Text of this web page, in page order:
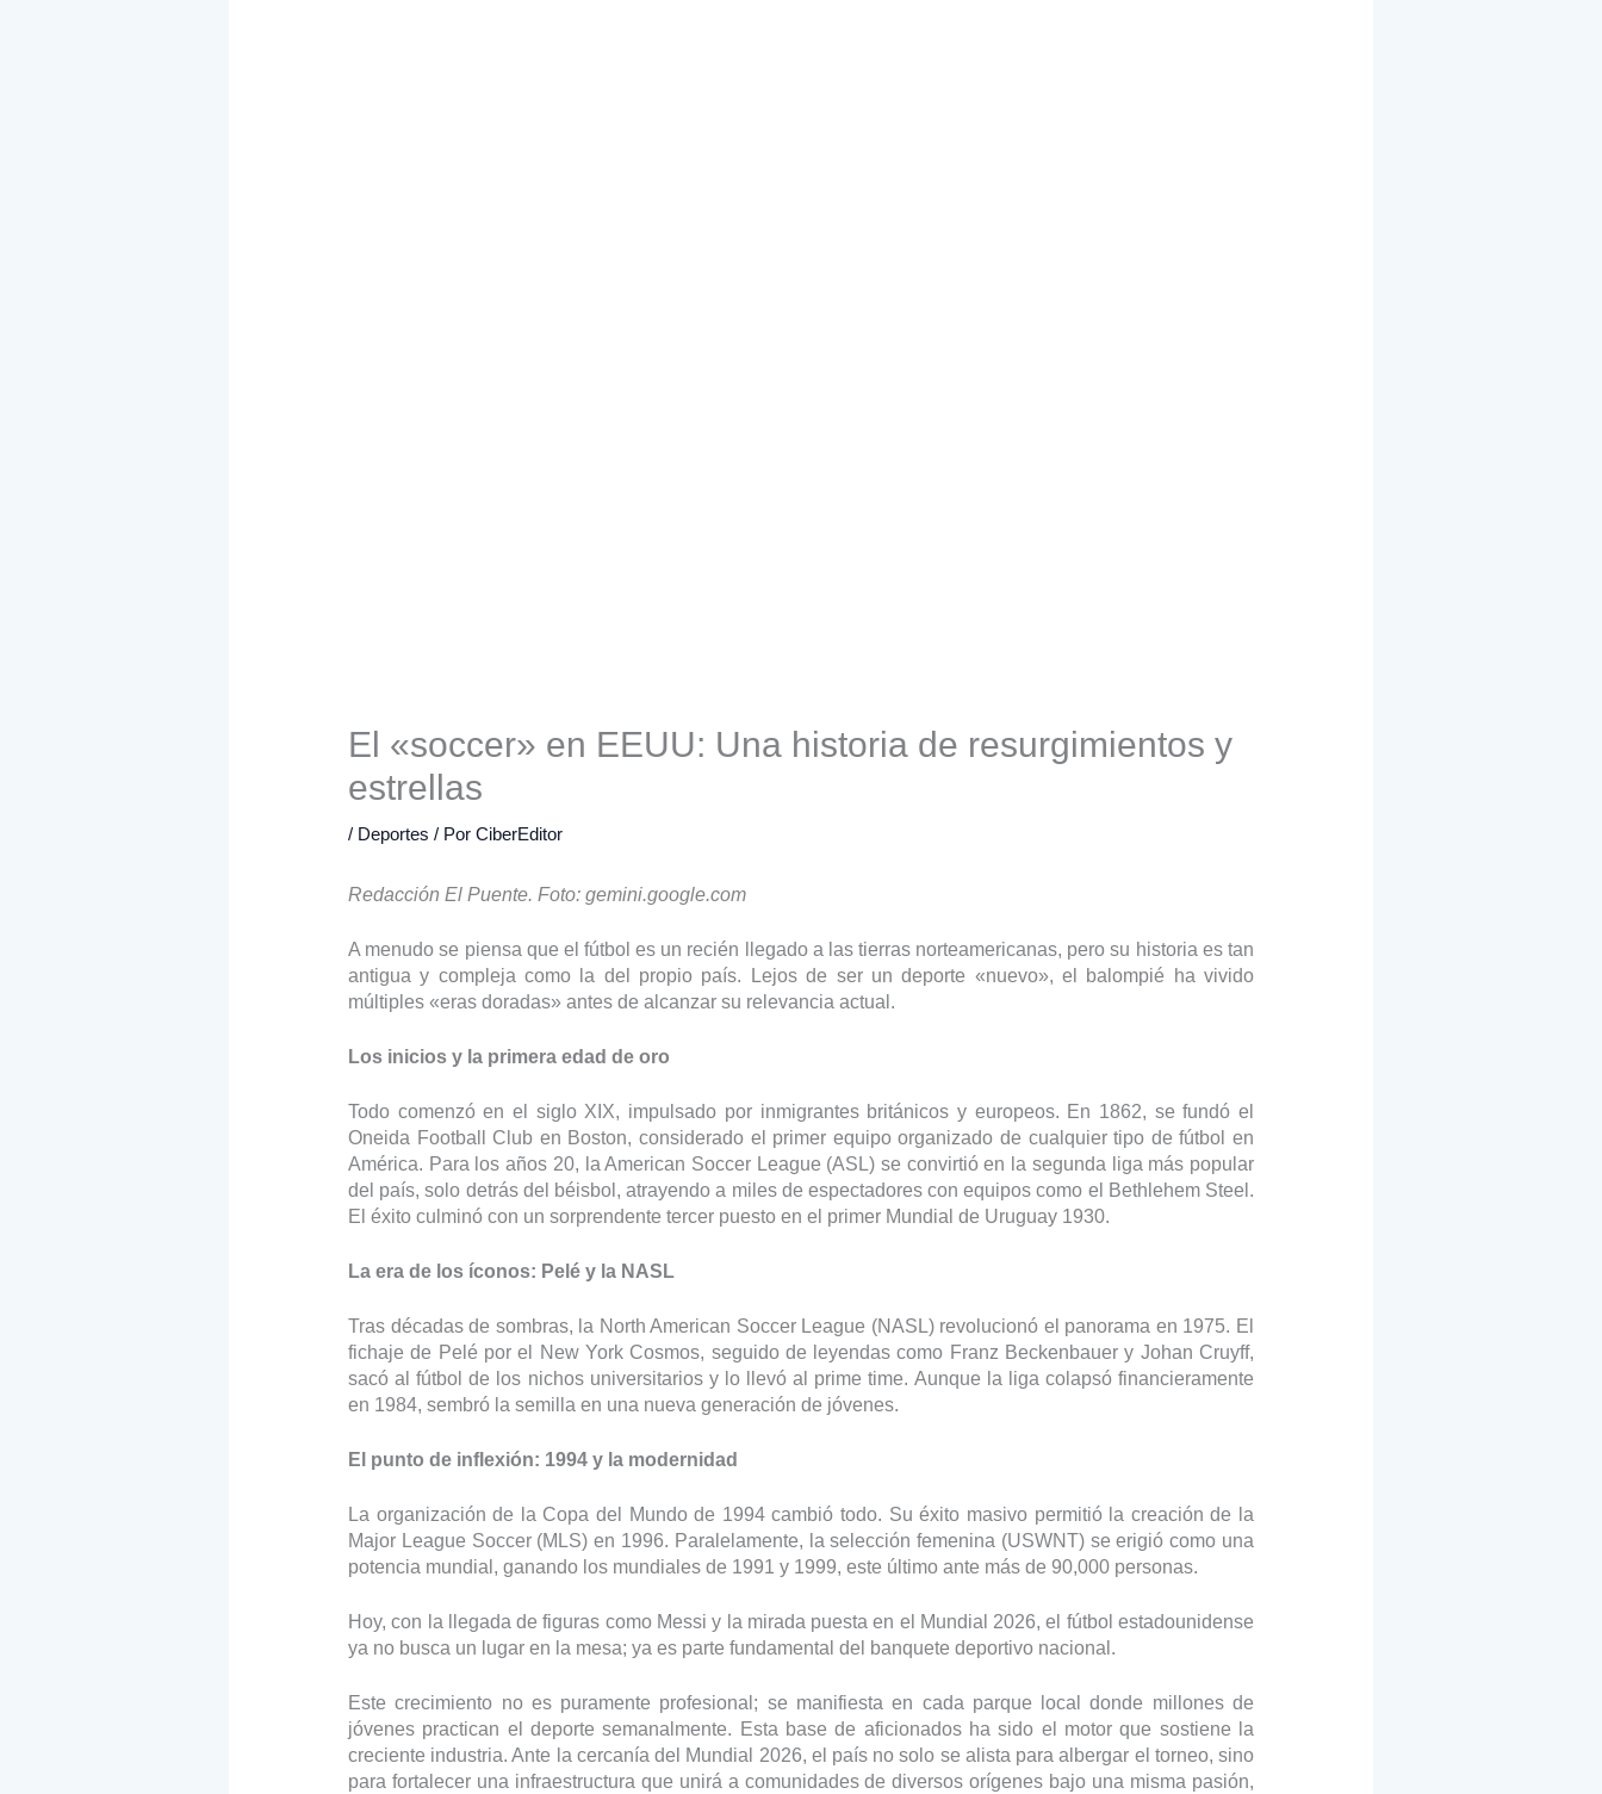
El «soccer» en EEUU: Una historia de resurgimientos y
estrellas
/ Deportes / PorCiberEditor
Redacción El Puente. Foto: gemini.google.com
A menudo se piensa que el fútbol es un recién llegado a las tierras norteamericanas, pero su historia es tan
antigua y compleja como la del propio país. Lejos de ser un deporte «nuevo», el balompié ha vivido
múltiples «eras doradas» antes de alcanzar su relevancia actual.
Los inicios y la primera edad de oro
Todo comenzó en el siglo XIX, impulsado por inmigrantes británicos y europeos. En 1862, se fundó el
Oneida Football Club en Boston, considerado el primer equipo organizado de cualquier tipo de fútbol en
América. Para los años 20, la American Soccer League (ASL) se convirtió en la segunda liga más popular
del país, solo detrás del béisbol, atrayendo a miles de espectadores con equipos como el Bethlehem Steel.
El éxito culminó con un sorprendente tercer puesto en el primer Mundial de Uruguay 1930.
La era de los íconos: Pelé y la NASL
Tras décadas de sombras, la North American Soccer League (NASL) revolucionó el panorama en 1975. El
fichaje de Pelé por el New York Cosmos, seguido de leyendas como Franz Beckenbauer y Johan Cruyff,
sacó al fútbol de los nichos universitarios y lo llevó al prime time. Aunque la liga colapsó financieramente
en 1984, sembró la semilla en una nueva generación de jóvenes.
El punto de inflexión: 1994 y la modernidad
La organización de la Copa del Mundo de 1994 cambió todo. Su éxito masivo permitió la creación de la
Major League Soccer (MLS) en 1996. Paralelamente, la selección femenina (USWNT) se erigió como una
potencia mundial, ganando los mundiales de 1991 y 1999, este último ante más de 90,000 personas.
Hoy, con la llegada de figuras como Messi y la mirada puesta en el Mundial 2026, el fútbol estadounidense
ya no busca un lugar en la mesa; ya es parte fundamental del banquete deportivo nacional.
Este crecimiento no es puramente profesional; se manifiesta en cada parque local donde millones de
jóvenes practican el deporte semanalmente. Esta base de aficionados ha sido el motor que sostiene la
creciente industria. Ante la cercanía del Mundial 2026, el país no solo se alista para albergar el torneo, sino
para fortalecer una infraestructura que unirá a comunidades de diversos orígenes bajo una misma pasión,